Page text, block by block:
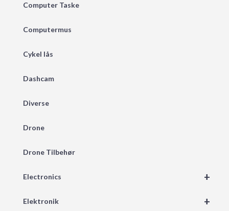
Computer Taske
Computermus
Cykel lås
Dashcam
Diverse
Drone
Drone Tilbehør
+
Electronics
+
Elektronik